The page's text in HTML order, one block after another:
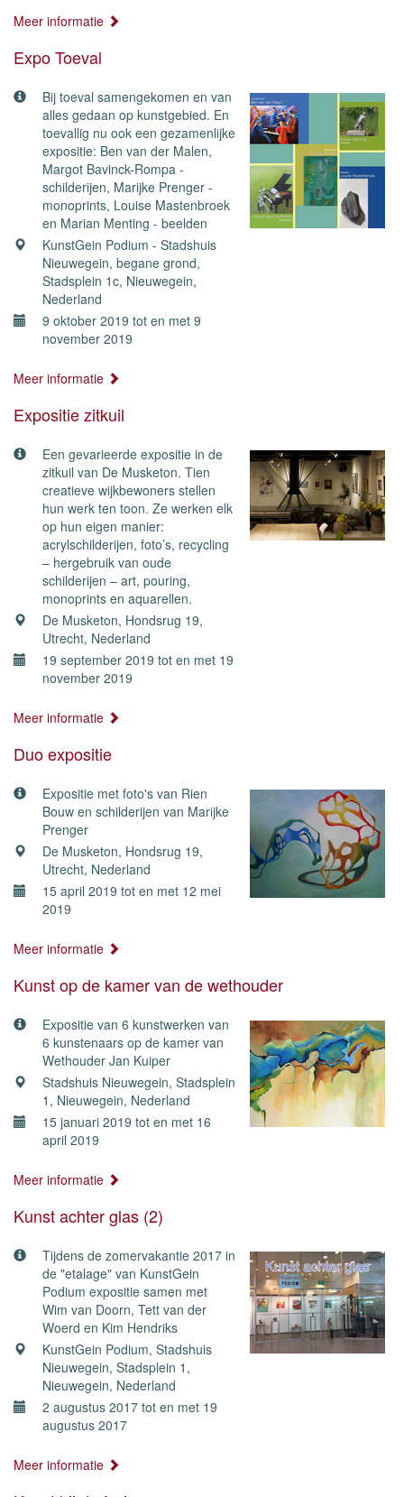
Meer informatie
Expo Toeval
Bij toeval samengekomen en van
alles gedaan op kunstgebied. En
toevallig nu ook een gezamenlijke
expositie: Ben van der Malen,
Margot Bavinck-Rompa -
schilderijen, Marijke Prenger -
monoprints, Louise Mastenbroek
en Marian Menting - beelden
KunstGein Podium - Stadshuis
Nieuwegein, begane grond,
Stadsplein 1c, Nieuwegein,
Nederland
9 oktober 2019 tot en met 9
november 2019
Meer informatie
Expositie zitkuil
Een gevarieerde expositie in de
zitkuil van De Musketon. Tien
creatieve wijkbewoners stellen
hun werk ten toon. Ze werken elk
op hun eigen manier:
acrylschilderijen, foto’s, recycling
– hergebruik van oude
schilderijen – art, pouring,
monoprints en aquarellen.
De Musketon, Hondsrug 19,
Utrecht, Nederland
19 september 2019 tot en met 19
november 2019
Meer informatie
Duo expositie
Expositie met foto's van Rien
Bouw en schilderijen van Marijke
Prenger
De Musketon, Hondsrug 19,
Utrecht, Nederland
15 april 2019 tot en met 12 mei
2019
Meer informatie
Kunst op de kamer van de wethouder
Expositie van 6 kunstwerken van
6 kunstenaars op de kamer van
Wethouder Jan Kuiper
Stadshuis Nieuwegein, Stadsplein
1, Nieuwegein, Nederland
15 januari 2019 tot en met 16
april 2019
Meer informatie
Kunst achter glas (2)
Tijdens de zomervakantie 2017 in
de "etalage" van KunstGein
Podium expositie samen met
Wim van Doorn, Tett van der
Woerd en Kim Hendriks
KunstGein Podium, Stadshuis
Nieuwegein, Stadsplein 1,
Nieuwegein, Nederland
2 augustus 2017 tot en met 19
augustus 2017
Meer informatie